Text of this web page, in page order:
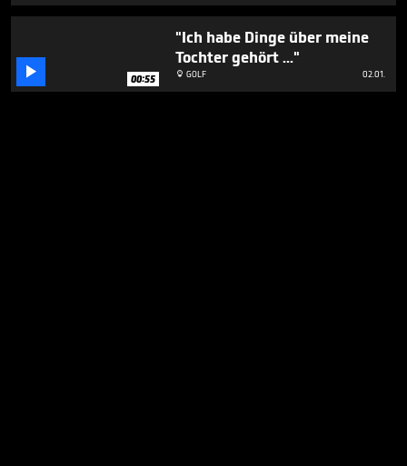
 00:55
"Ich habe Dinge über meine
Tochter gehört ..."
 GOLF 02.01.